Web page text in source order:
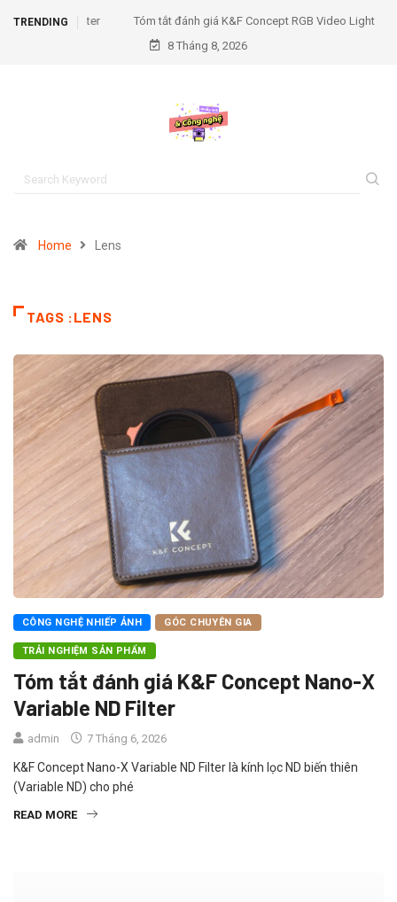
TRENDING
Tóm tắt đánh giá K&F Concept RGB Video Light
8 Tháng 8, 2026
Home Lens
TAGS :LENS
CÔNG NGHỆ NHIẾP ẢNH GÓC CHUYÊN GIA
TRẢI NGHIỆM SẢN PHẨM
Tóm tắt đánh giá K&F Concept Nano-X
Variable ND Filter
admin 7 Tháng 6, 2026
K&F Concept Nano-X Variable ND Filter là kính lọc ND biến thiên
(Variable ND) cho phé
READ MORE